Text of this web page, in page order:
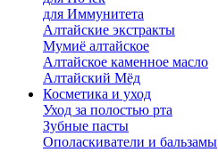
для Иммунитета
Алтайские экстракты
Мумиё алтайское
Алтайское каменное масло
Алтайский Мёд
Косметика и уход
Уход за полостью рта
Зубные пасты
Ополаскиватели и бальзамы